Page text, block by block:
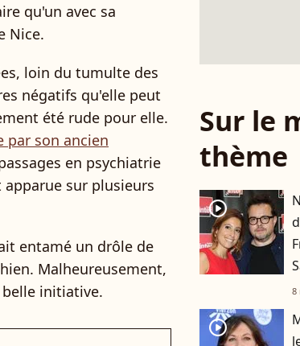
qu'un avec sa
Nice.
loin du tumulte des
négatifs qu'elle peut
été rude pour elle.
son ancien
en psychiatrie
sur plusieurs
entamé un drôle de
Malheureusement,
initiative.
Sur le
thème
player2
8
player2